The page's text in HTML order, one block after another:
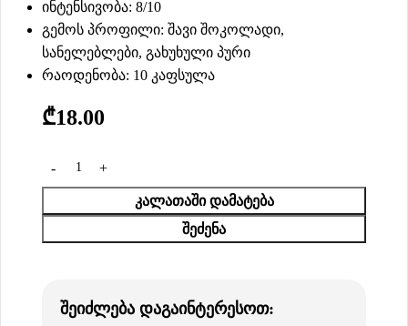
ინტენსივობა: 8/10
გემოს პროფილი: შავი შოკოლადი,
სანელებლები, გახუხული პური
რაოდენობა: 10 კაფსულა
₾18.00
ᲙᲐᲚᲐᲗᲐᲨᲘ ᲓᲐᲛᲐᲢᲔᲑᲐ
ᲨᲔᲫᲔᲜᲐ
შეიძლება დაგაინტერესოთ: